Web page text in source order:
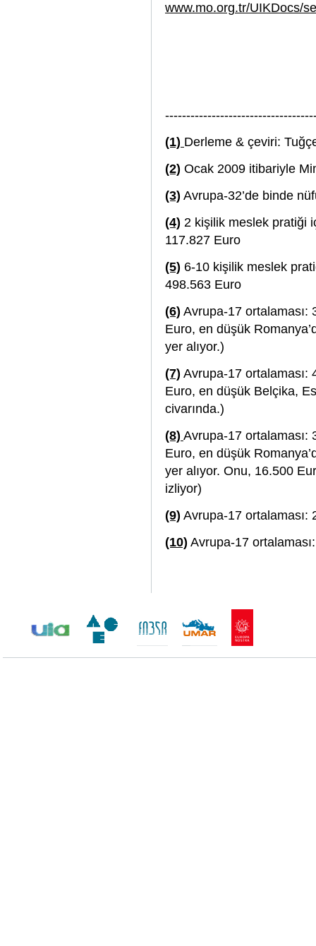
www.mo.org.tr/UIKDocs/
(1) Derleme & çeviri:
(2) Ocak 2009 itibariyle
(3) Avrupa-32’de binde
(4) 2 kişilik meslek pratiği
117.827 Euro
(5) 6-10 kişilik meslek
498.563 Euro
(6) Avrupa-17 ortalaması:
Euro, en düşük
yer alıyor.)
(7) Avrupa-17 ortalaması:
Euro, en düşük Belçika,
civarında.)
(8) Avrupa-17 ortalaması:
Euro, en düşük
yer alıyor. Onu, 16.500
izliyor)
(9) Avrupa-17 ortalaması:
(10) Avrupa-17